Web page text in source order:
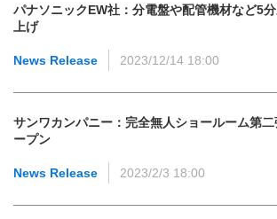
パナソニックEW社：分電盤や配管機材など5
上げ
News Release 2023/12/14 18:00
サンワカンパニー：完全無人ショールーム第
ープン
News Release 2023/2/3 18:00